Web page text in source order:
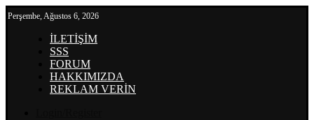
Perşembe, Ağustos 6, 2026
İLETİŞİM
SSS
FORUM
HAKKIMIZDA
REKLAM VERİN